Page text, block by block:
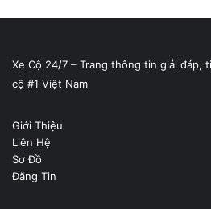
Xe Cộ 24/7 – Trang thông tin giải đáp,
cộ #1 Việt Nam
Giới Thiệu
Liên Hệ
Sơ Đồ
Đăng Tin